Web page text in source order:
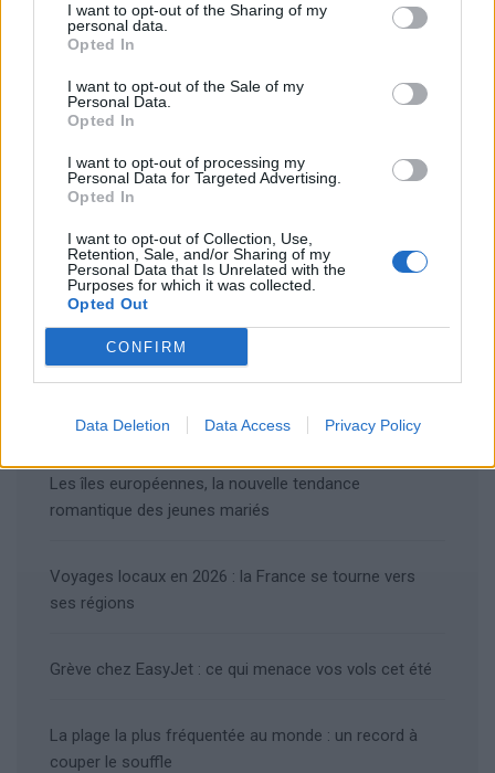
I want to opt-out of the Sharing of my
personal data.
Opted In
I want to opt-out of the Sale of my
Personal Data.
Opted In
I want to opt-out of processing my
Personal Data for Targeted Advertising.
Opted In
I want to opt-out of Collection, Use,
Retention, Sale, and/or Sharing of my
Personal Data that Is Unrelated with the
Purposes for which it was collected.
Opted Out
CONFIRM
Data Deletion Data Access Privacy Policy
Enregistrer mon nom, mon e-mail et mon site dans le
navigateur pour mon prochain commentaire.
Rechercher
Rechercher
Les îles européennes, la nouvelle tendance
romantique des jeunes mariés
Voyages locaux en 2026 : la France se tourne vers
ses régions
Grève chez EasyJet : ce qui menace vos vols cet été
La plage la plus fréquentée au monde : un record à
couper le souffle